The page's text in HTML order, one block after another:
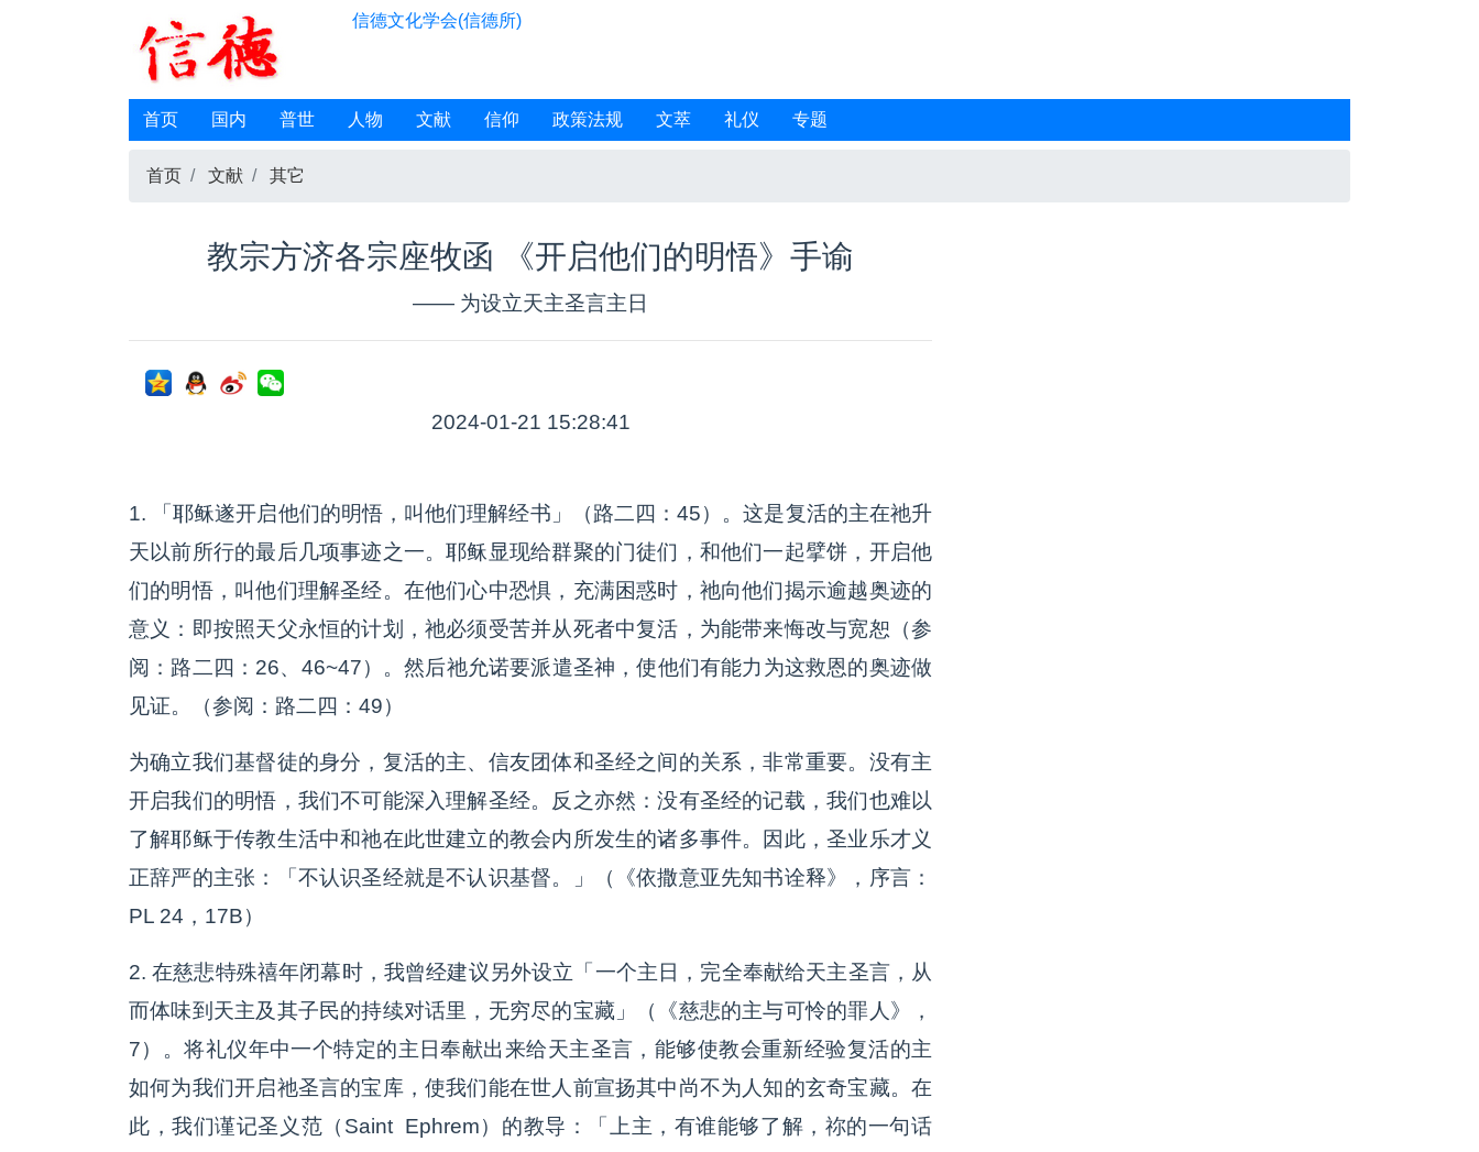
信德文化学会(信德所)
首页 国内 普世 人物 文献 信仰 政策法规 文萃 礼仪 专题
首页 文献 其它
教宗方济各宗座牧函 《开启他们的明悟》手谕
—— 为设立天主圣言主日
2024-01-21 15:28:41
1. 「耶稣遂开启他们的明悟，叫他们理解经书」（路二四：45）。这是复活的主在祂升
天以前所行的最后几项事迹之一。耶稣显现给群聚的门徒们，和他们一起擘饼，开启他
们的明悟，叫他们理解圣经。在他们心中恐惧，充满困惑时，祂向他们揭示逾越奥迹的
意义：即按照天父永恒的计划，祂必须受苦并从死者中复活，为能带来悔改与宽恕（参
阅：路二四：26、46~47）。然后祂允诺要派遣圣神，使他们有能力为这救恩的奥迹做
见证。（参阅：路二四：49）
为确立我们基督徒的身分，复活的主、信友团体和圣经之间的关系，非常重要。没有主
开启我们的明悟，我们不可能深入理解圣经。反之亦然：没有圣经的记载，我们也难以
了解耶稣于传教生活中和祂在此世建立的教会内所发生的诸多事件。因此，圣业乐才义
正辞严的主张：「不认识圣经就是不认识基督。」（《依撒意亚先知书诠释》，序言：
PL 24，17B）
2. 在慈悲特殊禧年闭幕时，我曾经建议另外设立「一个主日，完全奉献给天主圣言，从
而体味到天主及其子民的持续对话里，无穷尽的宝藏」（《慈悲的主与可怜的罪人》，
7）。将礼仪年中一个特定的主日奉献出来给天主圣言，能够使教会重新经验复活的主
如何为我们开启祂圣言的宝库，使我们能在世人前宣扬其中尚不为人知的玄奇宝藏。在
此，我们谨记圣义范（Saint Ephrem）的教导：「上主，有谁能够了解，祢的一句话